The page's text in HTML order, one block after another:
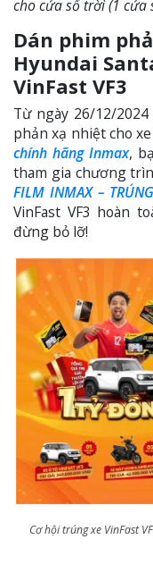
cho cửa sổ trời (1 cửa
Dán phim
Hyundai
VinFast VF3
Từ ngày 26/12/
phản xạ nhiệt cho
chính hãng Inmax,
tham gia chương
FILM INMAX –
VinFast VF3 hoàn
đừng bỏ lỡ!
Cơ hội trúng xe VinFast